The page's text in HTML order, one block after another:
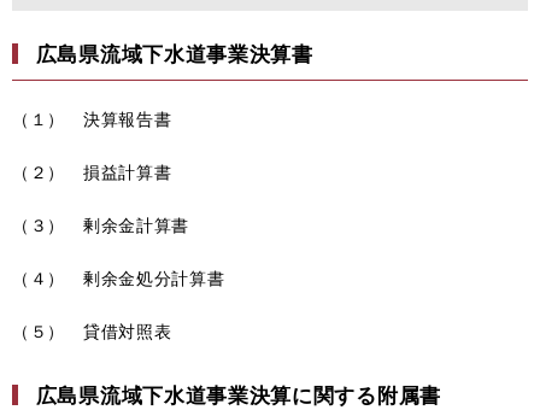
広島県流域下水道事業決算書
（１） 決算報告書
（２） 損益計算書
（３） 剰余金計算書
（４） 剰余金処分計算書
（５） 貸借対照表
広島県流域下水道事業決算に関する附属書